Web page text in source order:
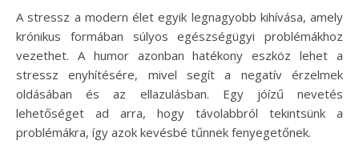
A stressz a modern élet egyik legnagyobb kihívása, amely
krónikus formában súlyos egészségügyi problémákhoz
vezethet. A humor azonban hatékony eszköz lehet a
stressz enyhítésére, mivel segít a negatív érzelmek
oldásában és az ellazulásban. Egy jóízű nevetés
lehetőséget ad arra, hogy távolabbról tekintsünk a
problémákra, így azok kevésbé tűnnek fenyegetőnek.